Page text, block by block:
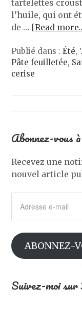
tartelettes
l’huile, qui ont
de … [Read
Publié dans :Été,
Pâte feuilletée,
cerise
Abonnez-vous
Recevez une
nouvel article
mail
ABONNEZ-
Suivez-moi sur